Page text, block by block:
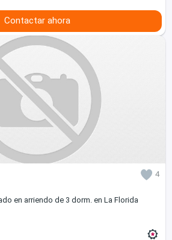
Contactar ahora
4
en arriendo de 3 dorm. en La Florida